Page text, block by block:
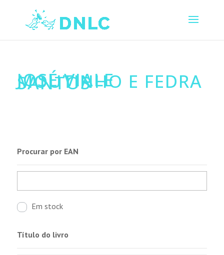
JOSÉ VIALE
MOUTINHO E FEDRA
SANTOS
Procurar por EAN
Em stock
Título do livro